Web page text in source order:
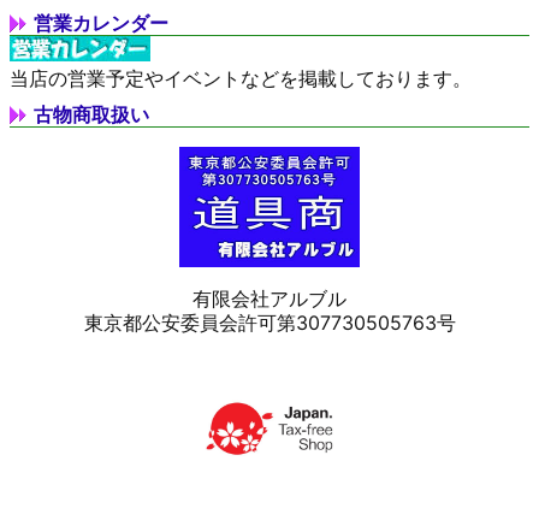
営業カレンダー
当店の営業予定やイベントなどを掲載しております。
古物商取扱い
有限会社アルブル
東京都公安委員会許可第307730505763号